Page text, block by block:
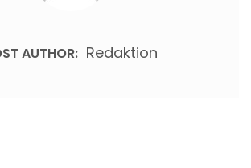
AUTHOR: Redaktion